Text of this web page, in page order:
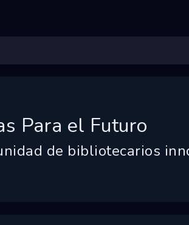
Para el Futuro
de bibliotecarios